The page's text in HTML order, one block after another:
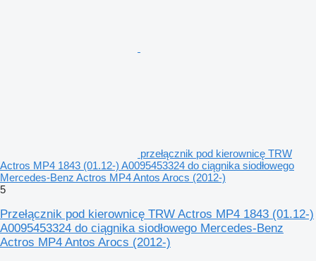
przełącznik pod kierownicę TRW
Actros MP4 1843 (01.12-) A0095453324 do ciągnika siodłowego
Mercedes-Benz Actros MP4 Antos Arocs (2012-)
5
Przełącznik pod kierownicę TRW Actros MP4 1843 (01.12-)
A0095453324 do ciągnika siodłowego Mercedes-Benz
Actros MP4 Antos Arocs (2012-)